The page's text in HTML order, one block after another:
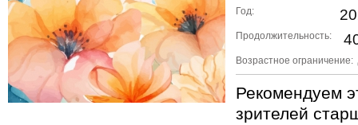
Год:
Продолжительность:
Возрастное ограничение:
Рекомендуем
зрителей